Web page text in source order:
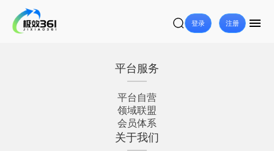
登录 注册
平台服务
平台自营
领域联盟
会员体系
关于我们